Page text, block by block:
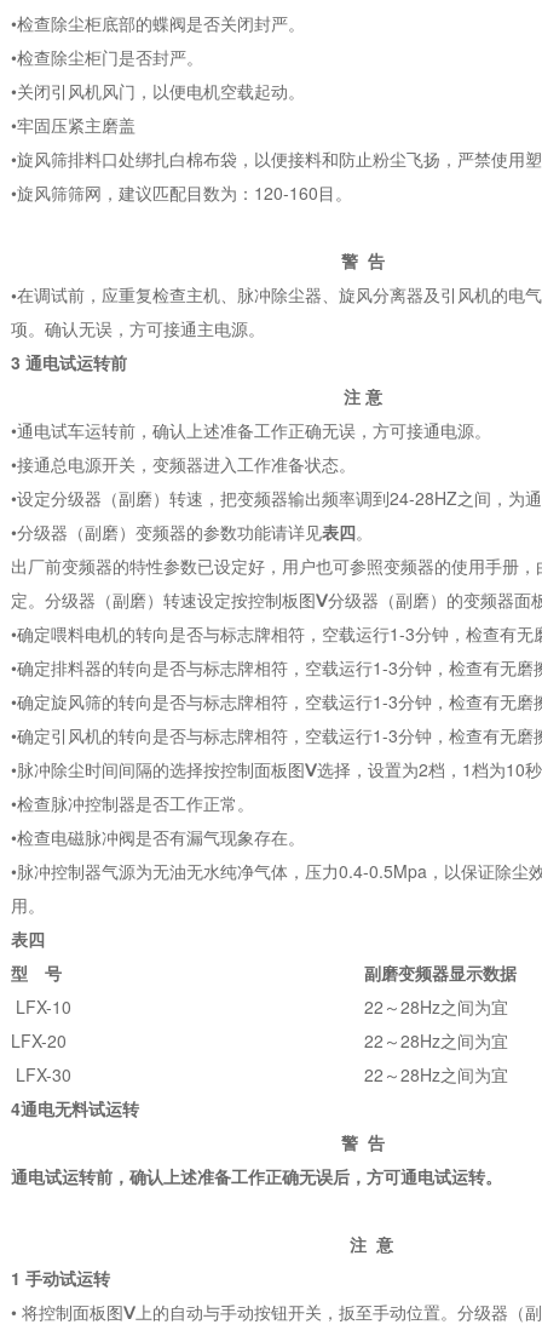
•检查除尘柜底部的蝶阀是否关闭封严。
•检查除尘柜门是否封严。
•关闭引风机风门，以便电机空载起动。
•牢固压紧主磨盖
•旋风筛排料口处绑扎白棉布袋，以便接料和防止粉尘飞扬，严禁使用
•旋风筛筛网，建议匹配目数为：120-160目。
警 告
•在调试前，应重复检查主机、脉冲除尘器、旋风分离器及引风机的电
项。确认无误，方可接通主电源。
3 通电试运转前
注 意
•通电试车运转前，确认上述准备工作正确无误，方可接通电源。
•接通总电源开关，变频器进入工作准备状态。
•设定分级器（副磨）转速，把变频器输出频率调到24-28HZ之间，为
•分级器（副磨）变频器的参数功能请详见表四。
出厂前变频器的特性参数已设定好，用户也可参照变频器的使用手册
定。分级器（副磨）转速设定按控制板图Ⅴ分级器（副磨）的变频器面
•确定喂料电机的转向是否与标志牌相符，空载运行1-3分钟，检查有无
•确定排料器的转向是否与标志牌相符，空载运行1-3分钟，检查有无磨
•确定旋风筛的转向是否与标志牌相符，空载运行1-3分钟，检查有无磨
•确定引风机的转向是否与标志牌相符，空载运行1-3分钟，检查有无磨
•脉冲除尘时间间隔的选择按控制面板图Ⅴ选择，设置为2档，1档为10
•检查脉冲控制器是否工作正常。
•检查电磁脉冲阀是否有漏气现象存在。
•脉冲控制器气源为无油无水纯净气体，压力0.4-0.5Mpa，以保证除尘
用。
表四
型 号
副磨变频器显示数据
LFX-10
22～28Hz之间为宜
LFX-20
22～28Hz之间为宜
LFX-30
22～28Hz之间为宜
4通电无料试运转
警 告
通电试运转前，确认上述准备工作正确无误后，方可通电试运转。
注 意
1 手动试运转
• 将控制面板图Ⅴ上的自动与手动按钮开关，扳至手动位置。分级器（